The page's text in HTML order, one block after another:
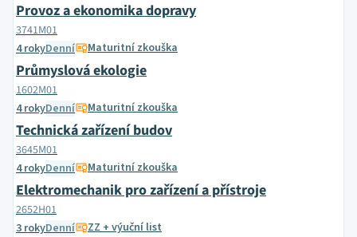
Provoz a ekonomika dopravy
3741M01
4 rokyDenní Maturitní zkouška
Průmyslová ekologie
1602M01
4 rokyDenní Maturitní zkouška
Technická zařízení budov
3645M01
4 rokyDenní Maturitní zkouška
Elektromechanik pro zařízení a přístroje
2652H01
3 rokyDenní ZZ + výuční list